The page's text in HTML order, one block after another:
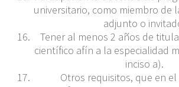
universitario, como miembro de
adjunto o
Tener al menos 2 años de
científico afín a la especialidad
inciso a).
Otros requisitos, que en